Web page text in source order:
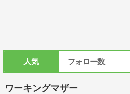
人気 フォロー数
ワーキングマザー